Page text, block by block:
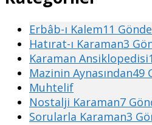
Erbâb-ı Kalem11
Hatırat-ı Karaman3
Karaman Ansiklopedisi
Mazinin Aynasından49
Muhtelif
Nostalji Karaman7
Sorularla Karaman3